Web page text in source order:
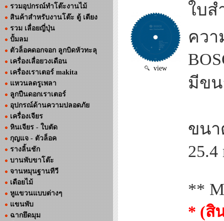
รวมอุปกรณ์ทำโต๊ะงานไม้
สินค้าสำหรับงานโต๊ะ ตู้ เตียง
รวม เลื่อยญี่ปุ่น
ปั้มลม
ตัวล็อคดอกจอก ลูกบิดหัวทะลุ
เครื่องเลื่อยวงเดือน
เครื่องเราเตอร์ makita
แหวนลดรูเพลา
ลูกปืนดอกเราเตอร์
อุปกรณ์ด้านความปลอดภัย
เครื่องเจียร
หินเจียร - ใบตัด
กุญแจ - ตัวล็อค
รางลิ้นชัก
บานพับขาโต๊ะ
จานหมุนฐานทีวี
เดือยไม้
หูแขวนแบบต่างๆ
แขนพับ
ฉากยึดมุม
view
ใบส
ควา
มีขน
ขนา
25.4
**
* (สิ